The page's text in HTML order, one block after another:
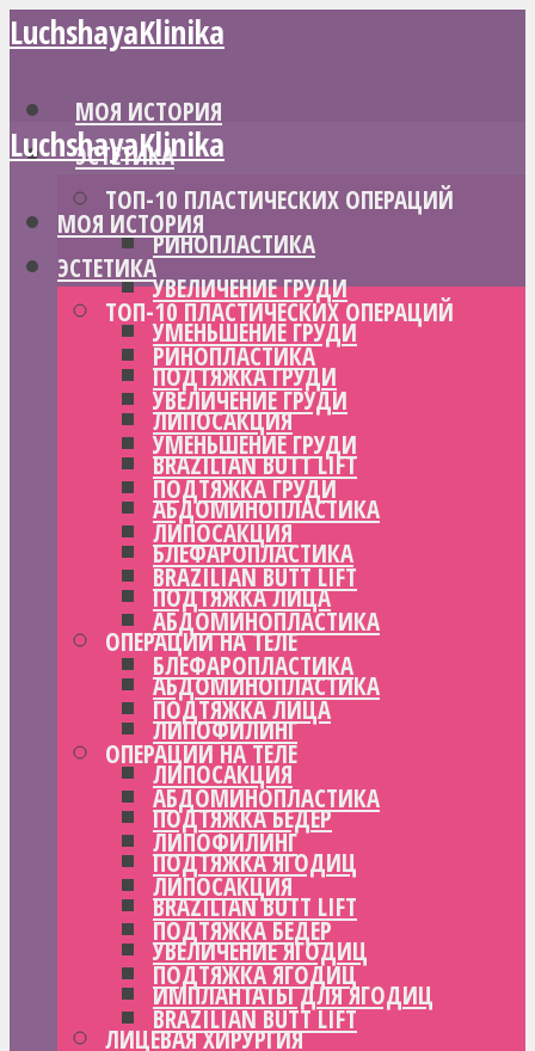
LuchshayaKlinika
МОЯ ИСТОРИЯ
ЭСТЕТИКА
ТОП-10 ПЛАСТИЧЕСКИХ ОПЕРАЦИЙ
РИНОПЛАСТИКА
УВЕЛИЧЕНИЕ ГРУДИ
УМЕНЬШЕНИЕ ГРУДИ
ПОДТЯЖКА ГРУДИ
ЛИПОСАКЦИЯ
BRAZILIAN BUTT LIFT
АБДОМИНОПЛАСТИКА
БЛЕФАРОПЛАСТИКА
ПОДТЯЖКА ЛИЦА
ОПЕРАЦИИ НА ТЕЛЕ
АБДОМИНОПЛАСТИКА
ЛИПОФИЛИНГ
ЛИПОСАКЦИЯ
ПОДТЯЖКА БЕДЕР
ПОДТЯЖКА ЯГОДИЦ
BRAZILIAN BUTT LIFT
УВЕЛИЧЕНИЕ ЯГОДИЦ
ИМПЛАНТАТЫ ДЛЯ ЯГОДИЦ
ЛИЦЕВАЯ ХИРУРГИЯ
LuchshayaKlinika
МОЯ ИСТОРИЯ
ЭСТЕТИКА
ТОП-10 ПЛАСТИЧЕСКИХ ОПЕРАЦИЙ
РИНОПЛАСТИКА
УВЕЛИЧЕНИЕ ГРУДИ
УМЕНЬШЕНИЕ ГРУДИ
ПОДТЯЖКА ГРУДИ
ЛИПОСАКЦИЯ
BRAZILIAN BUTT LIFT
АБДОМИНОПЛАСТИКА
БЛЕФАРОПЛАСТИКА
ПОДТЯЖКА ЛИЦА
ОПЕРАЦИИ НА ТЕЛЕ
АБДОМИНОПЛАСТИКА
ЛИПОФИЛИНГ
ЛИПОСАКЦИЯ
ПОДТЯЖКА БЕДЕР
ПОДТЯЖКА ЯГОДИЦ
BRAZILIAN BUTT LIFT